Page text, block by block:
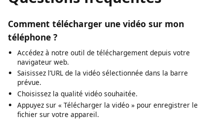
and downloading publicly available videos where
Questions fréquentes
Comment télécharger une vidéo sur mon